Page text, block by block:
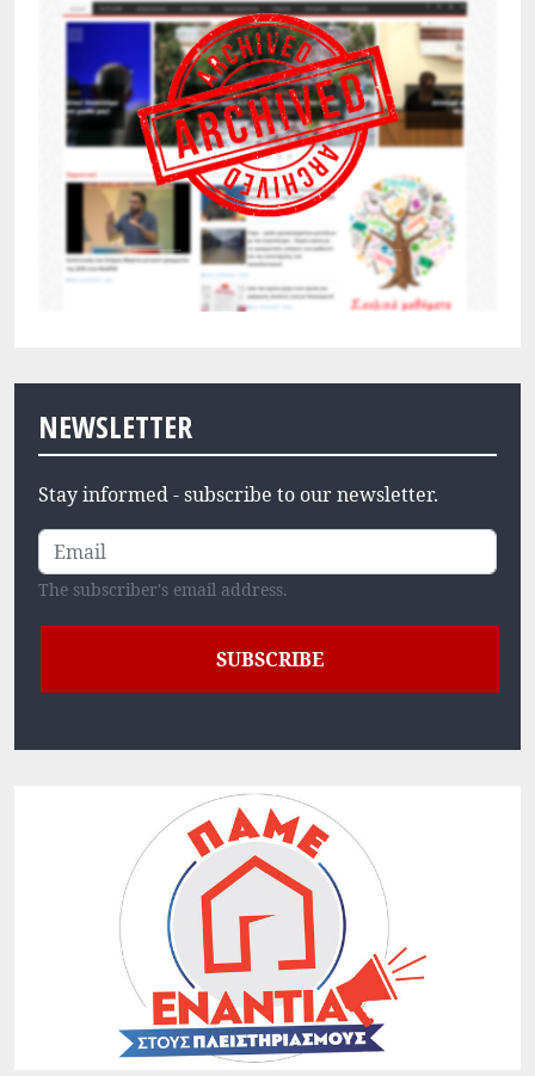
NEWSLETTER
Stay informed - subscribe to our newsletter.
The subscriber's email address.